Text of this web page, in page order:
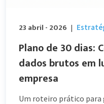
23 abril - 2026 |
Plano de 30 dias:
dados brutos em
empresa
Um roteiro prático para